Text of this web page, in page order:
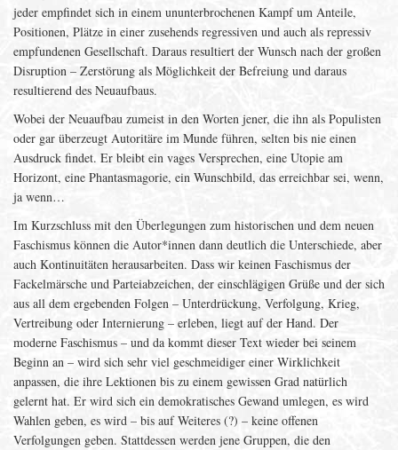
jeder empfindet sich in einem ununterbrochenen Kampf um Anteile,
Positionen, Plätze in einer zusehends regressiven und auch als repressiv
empfundenen Gesellschaft. Daraus resultiert der Wunsch nach der großen
Disruption – Zerstörung als Möglichkeit der Befreiung und daraus
resultierend des Neuaufbaus.
Wobei der Neuaufbau zumeist in den Worten jener, die ihn als Populisten
oder gar überzeugt Autoritäre im Munde führen, selten bis nie einen
Ausdruck findet. Er bleibt ein vages Versprechen, eine Utopie am
Horizont, eine Phantasmagorie, ein Wunschbild, das erreichbar sei, wenn,
ja wenn…
Im Kurzschluss mit den Überlegungen zum historischen und dem neuen
Faschismus können die Autor*innen dann deutlich die Unterschiede, aber
auch Kontinuitäten herausarbeiten. Dass wir keinen Faschismus der
Fackelmärsche und Parteiabzeichen, der einschlägigen Grüße und der sich
aus all dem ergebenden Folgen – Unterdrückung, Verfolgung, Krieg,
Vertreibung oder Internierung – erleben, liegt auf der Hand. Der
moderne Faschismus – und da kommt dieser Text wieder bei seinem
Beginn an – wird sich sehr viel geschmeidiger einer Wirklichkeit
anpassen, die ihre Lektionen bis zu einem gewissen Grad natürlich
gelernt hat. Er wird sich ein demokratisches Gewand umlegen, es wird
Wahlen geben, es wird – bis auf Weiteres (?) – keine offenen
Verfolgungen geben. Stattdessen werden jene Gruppen, die den